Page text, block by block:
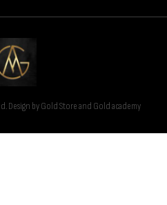
Design by Gold Store and Gold academy